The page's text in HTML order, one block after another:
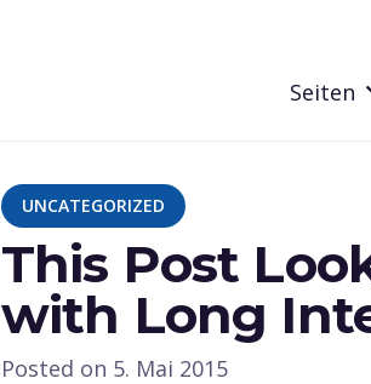
Seiten
UNCATEGORIZED
This Post
with Long
Posted on 5. Mai 2015